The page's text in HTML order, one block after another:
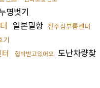
명벗기
일본밀항 전주심부름센터
기
협박받고있어요 도난차량찾